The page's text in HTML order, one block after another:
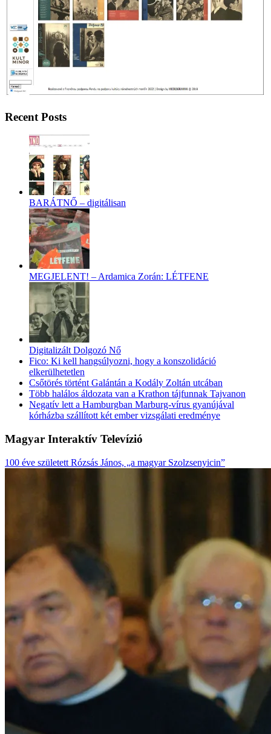
Recent Posts
BARÁTNŐ – digitálisan
MEGJELENT! – Ardamica Zorán: LÉTFENE
Digitalizált Dolgozó Nő
Fico: Ki kell hangsúlyozni, hogy a konszolidáció
elkerülhetetlen
Csőtörés történt Galántán a Kodály Zoltán utcában
Több halálos áldozata van a Krathon tájfunnak Tajvanon
Negatív lett a Hamburgban Marburg-vírus gyanújával
kórházba szállított két ember vizsgálati eredménye
Magyar Interaktív Televízió
100 éve született Rózsás János, „a magyar Szolzsenyicin”